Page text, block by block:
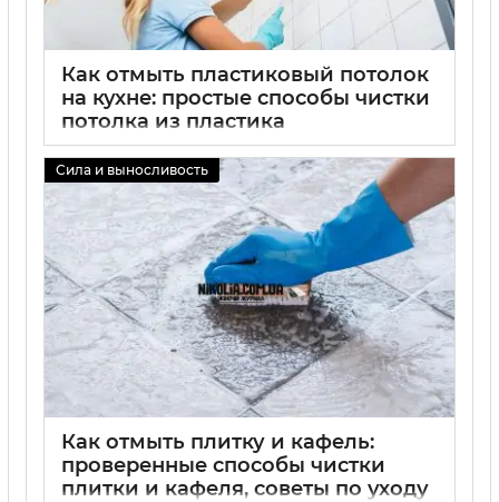
Как отмыть пластиковый потолок
на кухне: простые способы чистки
потолка из пластика
Сила и выносливость
Как отмыть плитку и кафель:
проверенные способы чистки
плитки и кафеля, советы по уходу